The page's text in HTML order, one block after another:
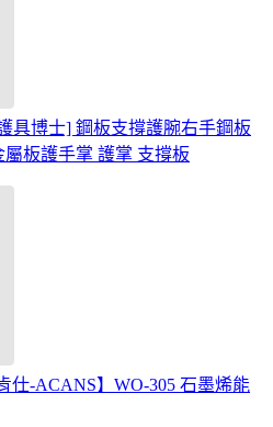
具博士] 鋼板支撐護腕右手鋼板
板護手掌 護掌 支撐板
仕-ACANS】WO-305 石墨烯能